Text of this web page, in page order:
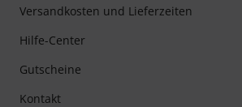
Versandkosten und Lieferzeiten
Hilfe-Center
Gutscheine
Kontakt